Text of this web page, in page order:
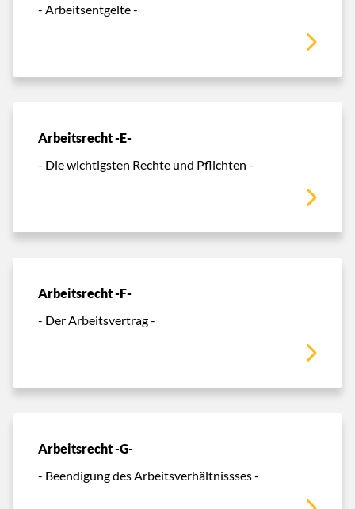
- Arbeitsentgelte -
Arbeitsrecht -E-
- Die wichtigsten Rechte und Pflichten -
Arbeitsrecht -F-
- Der Arbeitsvertrag -
Arbeitsrecht -G-
- Beendigung des Arbeitsverhältnissses -